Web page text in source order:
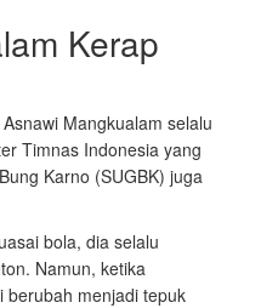
Kerap
Mangkualam selalu
Timnas Indonesia yang
Karno (SUGBK) juga
bola, dia selalu
Namun, ketika
berubah menjadi tepuk